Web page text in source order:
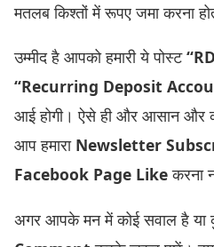
मतलब किश्तों में रूपए जमा करना
उम्मीद है आपको हमारी ये पोस्ट
“Recurring Deposit
आई होगी। ऐसे ही और आसान और
आप हमारा Newsletter
Facebook Page Likeकरना
अगर आपके मन में कोई सवाल है या